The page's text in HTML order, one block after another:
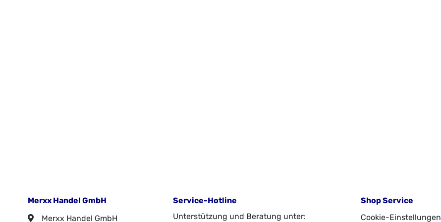
Merxx Handel GmbH
Merxx Handel GmbH
Service-Hotline
Unterstützung und Beratung unter:
Shop Service
Cookie-Einstellungen